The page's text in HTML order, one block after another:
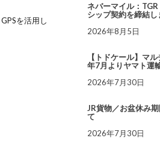
を活用し
ネバーマイル：
シップ契約を締結し
2026年8月5日
【トドケール】マ
年7月よりヤマト運
2026年7月30日
JR貨物／お盆休み
て
2026年7月30日